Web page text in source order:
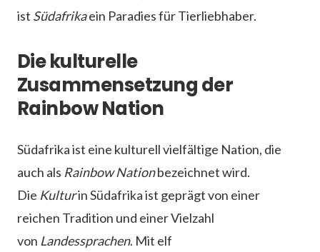
ist Südafrikaein Paradies für Tierliebhaber.
Die kulturelle
Zusammensetzung der
Rainbow Nation
Südafrika ist eine kulturell vielfältige Nation, die
auch als Rainbow Nationbezeichnet wird.
Die Kulturin Südafrika ist geprägt von einer
reichen Tradition und einer Vielzahl
von Landessprachen. Mit elf